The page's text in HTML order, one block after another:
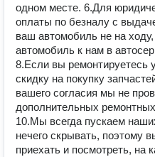
одном месте. 6.Для
оплаты по безналу с
ваш автомобиль не на
автомобиль к нам в
8.Если вы ремонтируетесь
скидку на покупку
вашего согласия мы не
дополнительных
10.Мы всегда пускаем
нечего скрывать, поэтому
приехать и посмотреть, на